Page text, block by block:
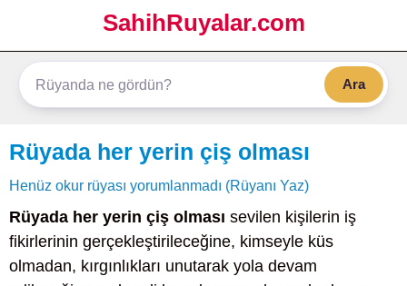
SahihRuyalar.com
Ara
Rüyada her yerin çiş olması
Henüz okur rüyası yorumlanmadı (Rüyanı Yaz)
Rüyada her yerin çiş olması sevilen kişilerin iş
fikirlerinin gerçekleştirileceğine, kimseyle küs
olmadan, kırgınlıkları unutarak yola devam